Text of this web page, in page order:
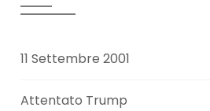
11 Settembre 2001
Attentato Trump